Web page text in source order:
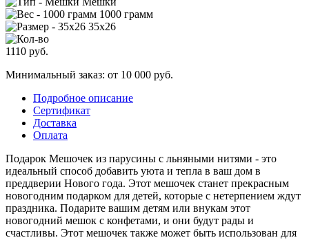
1000 грамм
35х26
1110 руб.
Минимальный заказ: от 10 000 руб.
Подробное описание
Сертификат
Доставка
Оплата
Подарок Мешочек из парусины с льняными нитями - это
идеальный способ добавить уюта и тепла в ваш дом в
преддверии Нового года. Этот мешочек станет прекрасным
новогодним подарком для детей, которые с нетерпением ждут
праздника. Подарите вашим детям или внукам этот
новогодний мешок с конфетами, и они будут рады и
счастливы. Этот мешочек также может быть использован для